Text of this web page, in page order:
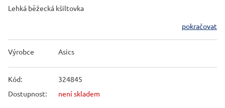
Lehká běžecká kšiltovka
pokračovat
Výrobce Asics
Kód:
324845
Dostupnost:
není skladem